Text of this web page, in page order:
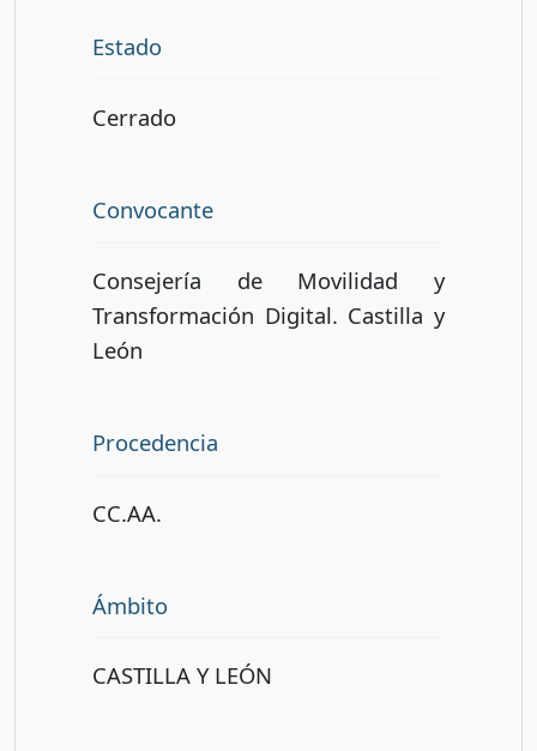
Estado
Cerrado
Convocante
Consejería de Movilidad y
Transformación Digital. Castilla y
León
Procedencia
CC.AA.
Ámbito
CASTILLA Y LEÓN